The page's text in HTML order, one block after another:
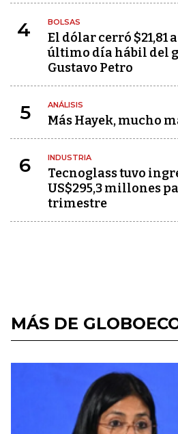
4 BOLSAS
El dólar cerró $21,81
último día hábil del
Gustavo Petro
5 ANÁLISIS
Más Hayek, mucho
6 INDUSTRIA
Tecnoglass tuvo
US$295,3 millones
trimestre
MÁS DE